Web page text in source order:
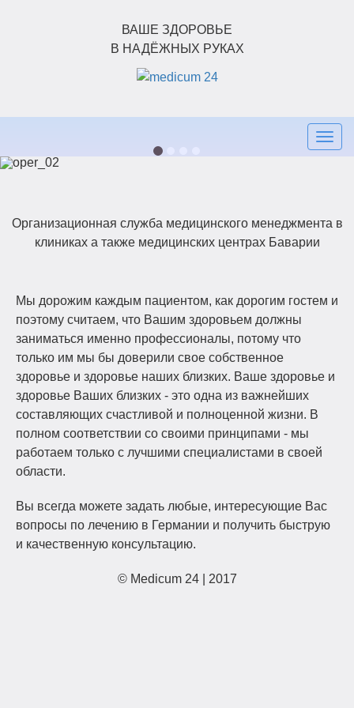
ВАШЕ ЗДОРОВЬЕ
В НАДЁЖНЫХ РУКАХ
Организационная служба медицинского менеджмента в
клиниках а также медицинских центрах Баварии
Мы дорожим каждым пациентом, как дорогим гостем и
поэтому считаем, что Вашим здоровьем должны
заниматься именно профессионалы, потому что
только им мы бы доверили свое собственное
здоровье и здоровье наших близких. Ваше здоровье и
здоровье Ваших близких - это одна из важнейших
составляющих счастливой и полноценной жизни. В
полном соответствии со своими принципами - мы
работаем только с лучшими специалистами в своей
области.
Вы всегда можете задать любые, интересующие Вас
вопросы по лечению в Германии и получить быструю
и качественную консультацию.
© Medicum 24 | 2017